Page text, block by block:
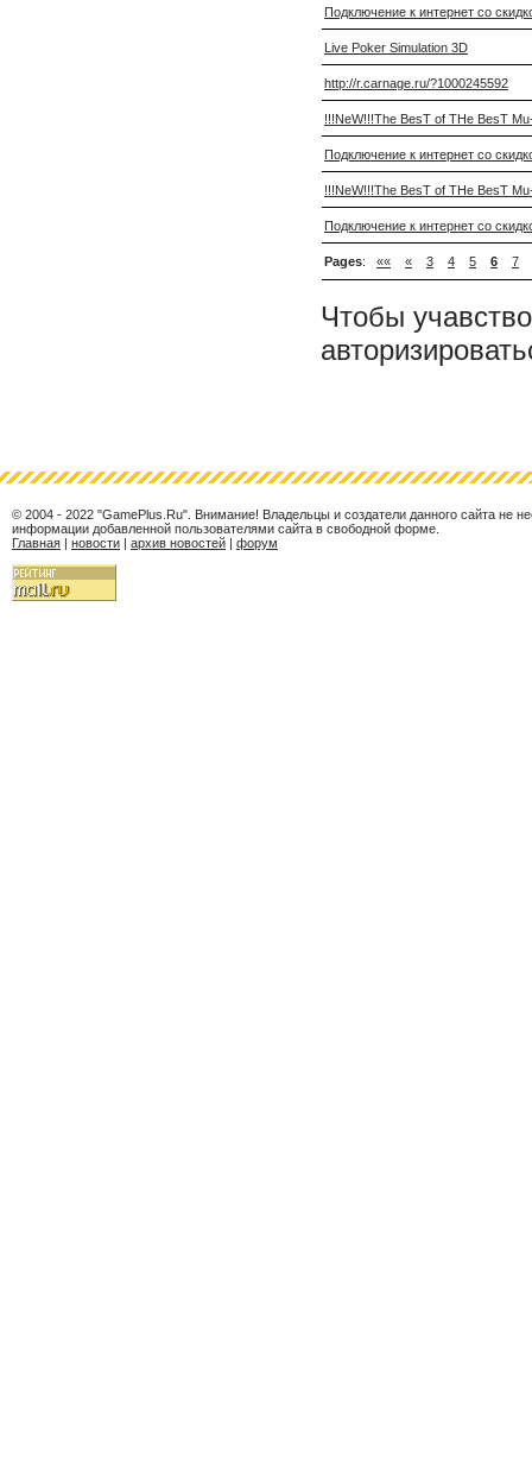
Подключение к интернет со
Live Poker Simulation 3D
http://r.carnage.ru/?1000245592
!!!NeW!!!The BesT of THe BesT
Подключение к интернет со
!!!NeW!!!The BesT of THe BesT
Подключение к интернет со
Pages: «« « 3 4 5 6 7
Чтобы
© 2004 - 2022 "GamePlus.Ru". Внимание! Владельцы и создатели данного сайта не
информации добавленной пользователями сайта в свободной форме.
Главная | новости | архив новостей | форум